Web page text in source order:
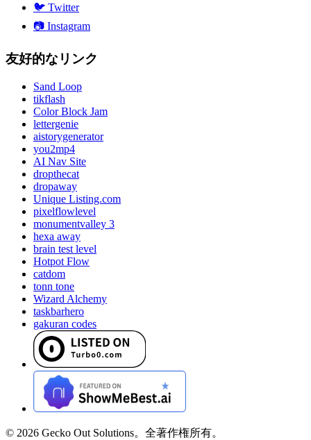
🐦 Twitter
📷 Instagram
友好的なリンク
Sand Loop
tikflash
Color Block Jam
lettergenie
aistorygenerator
you2mp4
AI Nav Site
dropthecat
dropaway
Unique Listing.com
pixelflowlevel
monumentvalley 3
hexa away
brain test level
Hotpot Flow
catdom
tonn tone
Wizard Alchemy
taskbarhero
gakuran codes
© 2026 Gecko Out Solutions。全著作権所有。